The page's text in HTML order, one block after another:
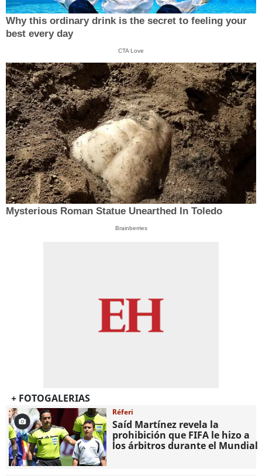
Why this ordinary drink is the secret to feeling your
best every day
CTA Love
Mysterious Roman Statue Unearthed In Toledo
Brainberries
+ FOTOGALERIAS
Réferi
Saíd Martínez revela la
prohibición que FIFA le hizo a
los árbitros durante el Mundial